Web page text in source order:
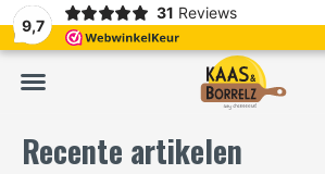
9,7
31 Reviews
Vers van het mes en gevacumeerd
Recente artikelen